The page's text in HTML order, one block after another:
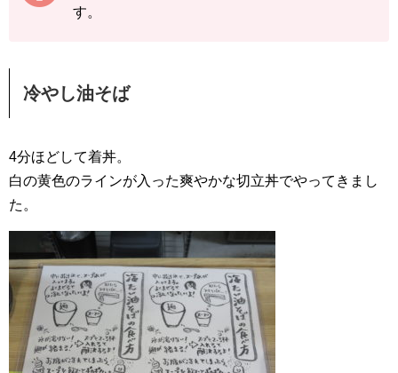
す。
冷やし油そば
4分ほどして着丼。
白の黄色のラインが入った爽やかな切立丼でやってきまし
た。